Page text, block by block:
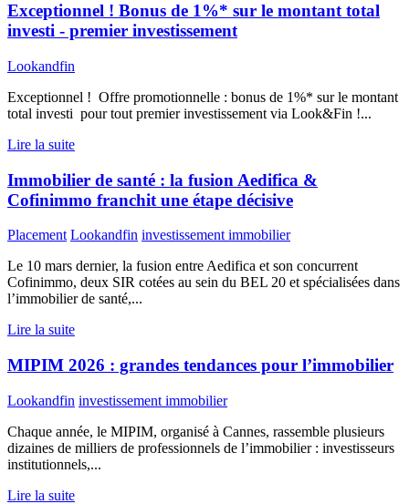
Exceptionnel ! Bonus de 1%* sur le montant total
investi - premier investissement
Lookandfin
Exceptionnel ! Offre promotionnelle : bonus de 1%* sur le montant
total investi pour tout premier investissement via Look&Fin !...
Lire la suite
Immobilier de santé : la fusion Aedifica &
Cofinimmo franchit une étape décisive
Placement Lookandfin investissement immobilier
Le 10 mars dernier, la fusion entre Aedifica et son concurrent
Cofinimmo, deux SIR cotées au sein du BEL 20 et spécialisées dans
l’immobilier de santé,...
Lire la suite
MIPIM 2026 : grandes tendances pour l’immobilier
Lookandfin investissement immobilier
Chaque année, le MIPIM, organisé à Cannes, rassemble plusieurs
dizaines de milliers de professionnels de l’immobilier : investisseurs
institutionnels,...
Lire la suite